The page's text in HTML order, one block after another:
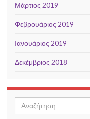
Μάρτιος 2019
Φεβρουάριος 2019
Ιανουάριος 2019
Δεκέμβριος 2018
Search for: